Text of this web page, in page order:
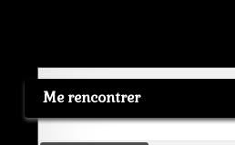
Me rencontrer